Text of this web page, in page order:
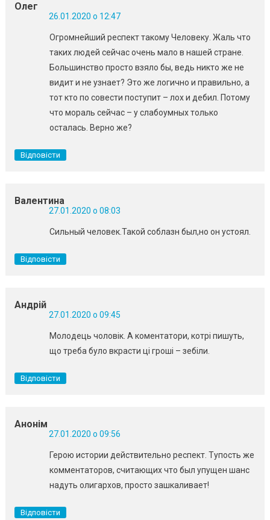
Олег
26.01.2020 о 12:47
Огромнейший респект такому Человеку. Жаль что
таких людей сейчас очень мало в нашей стране.
Большинство просто взяло бы, ведь никто же не
видит и не узнает? Это же логично и правильно, а
тот кто по совести поступит – лох и дебил. Потому
что мораль сейчас – у слабоумных только
осталась. Верно же?
Відповісти
Валентина
27.01.2020 о 08:03
Сильный человек.Такой соблазн был,но он устоял.
Відповісти
Андрій
27.01.2020 о 09:45
Молодець чоловік. А коментатори, котрі пишуть,
що треба було вкрасти ці гроші – зебіли.
Відповісти
Анонім
27.01.2020 о 09:56
Герою истории действительно респект. Тупость же
комментаторов, считающих что был упущен шанс
надуть олигархов, просто зашкаливает!
Відповісти